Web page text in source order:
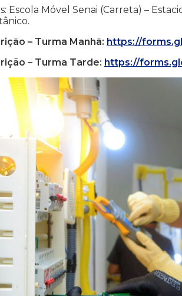
Escola Móvel Senai (Carreta) –
– Turma Manhã: https://
– Turma Tarde: https://